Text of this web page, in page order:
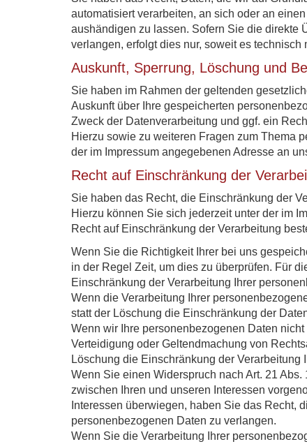
automatisiert verarbeiten, an sich oder an
aushändigen zu lassen. Sofern Sie die direkte
verlangen, erfolgt dies nur, soweit es technisch
Auskunft, Sperrung, Löschung und
Sie haben im Rahmen der geltenden
Auskunft über Ihre gespeicherten
Zweck der Datenverarbeitung und ggf. ein
Hierzu sowie zu weiteren Fragen zum Thema
der im Impressum angegebenen Adresse an
Recht auf Einschränkung der
Sie haben das Recht, die Einschränkung der
Hierzu können Sie sich jederzeit unter der im
Recht auf Einschränkung der Verarbeitung
Wenn Sie die Richtigkeit Ihrer bei uns
in der Regel Zeit, um dies zu überprüfen. Für
Einschränkung der Verarbeitung Ihrer
Wenn die Verarbeitung Ihrer
statt der Löschung die Einschränkung der
Wenn wir Ihre personenbezogenen Daten
Verteidigung oder Geltendmachung von
Löschung die Einschränkung der
Wenn Sie einen Widerspruch nach Art. 21
zwischen Ihren und unseren Interessen
Interessen überwiegen, haben Sie das Recht,
personenbezogenen Daten zu verlangen.
Wenn Sie die Verarbeitung Ihrer